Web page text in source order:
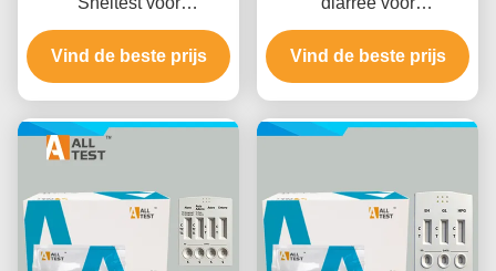
Shigella/Cholerae/C.diff
met 10 Minuten Leestijd,
CE Gecertificeerd en
Vind de beste prijs
Shigella/Salmonella/C.diff
met snelle resultaten in
10 minuten, hoge
eenvoudige visuele
Vind de beste prijs